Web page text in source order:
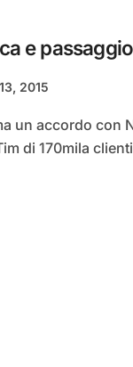
e
2015
di 170mila